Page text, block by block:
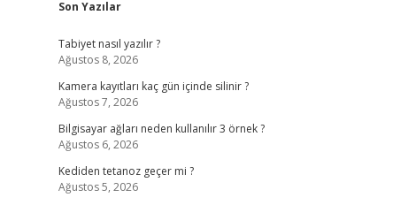
Son Yazılar
Tabiyet nasıl yazılır ?
Ağustos 8, 2026
Kamera kayıtları kaç gün içinde silinir ?
Ağustos 7, 2026
Bilgisayar ağları neden kullanılır 3 örnek ?
Ağustos 6, 2026
Kediden tetanoz geçer mi ?
Ağustos 5, 2026